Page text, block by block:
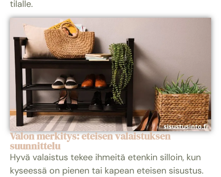
tilalle.
Valon merkitys: eteisen valaistuksen
suunnittelu
Hyvä valaistus tekee ihmeitä etenkin silloin, kun
kyseessä on pienen tai kapean eteisen sisustus.